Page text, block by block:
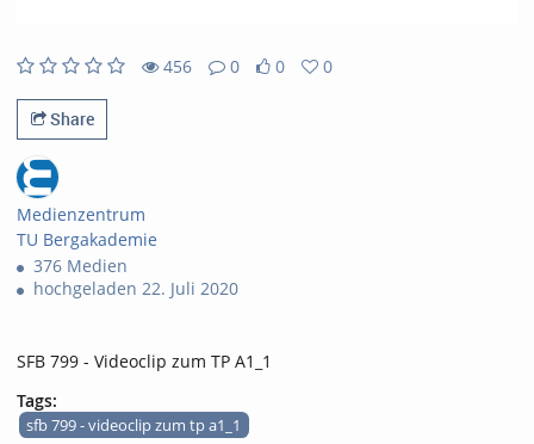
456
0
0
0
Share
Medienzentrum
TU Bergakademie
376 Medien
hochgeladen 22. Juli 2020
SFB 799 - Videoclip zum TP A1_1
Tags:
sfb 799 - videoclip zum tp a1_1